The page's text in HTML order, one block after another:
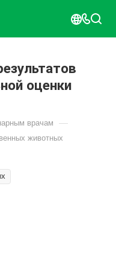
оценки
врачам —
животных